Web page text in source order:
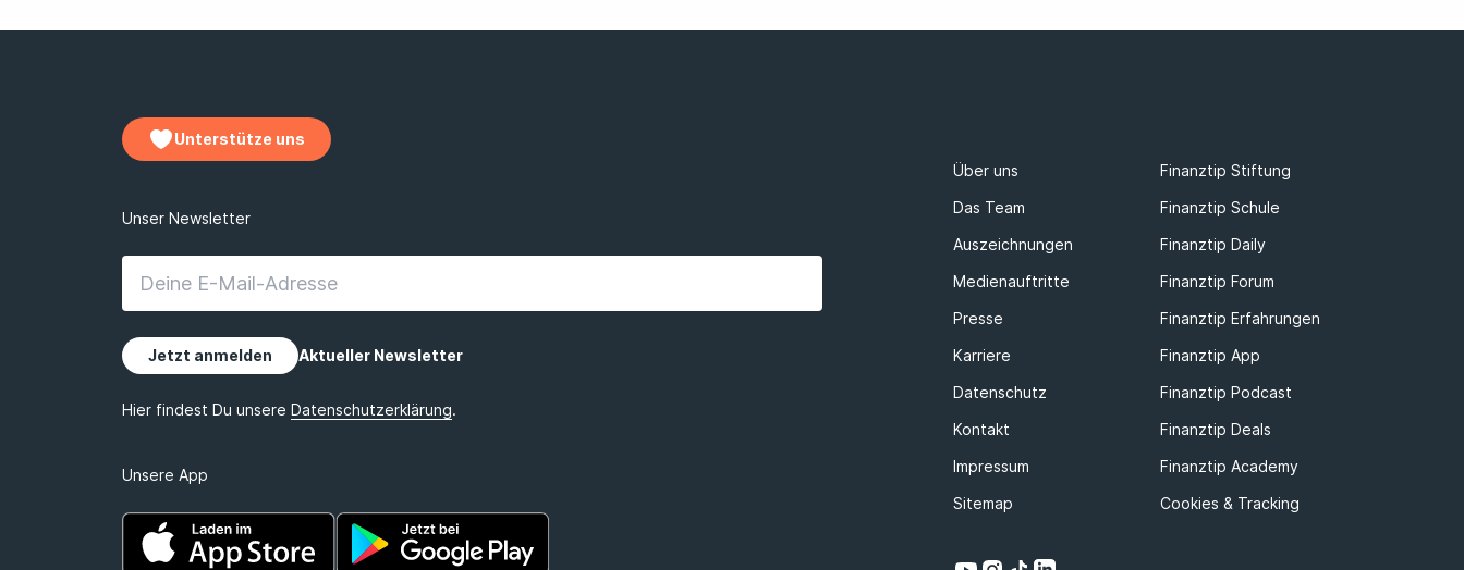
Unterstütze uns
Unsere App
Über uns
Finanztip Stiftung
Das Team
Finanztip Schule
Auszeichnungen
Finanztip Daily
Medienauftritte
Finanztip Forum
Presse
Finanztip Erfahrungen
Karriere
Finanztip App
Datenschutz
Finanztip Podcast
Kontakt
Finanztip Deals
Impressum
Finanztip Academy
Sitemap
Cookies & Tracking